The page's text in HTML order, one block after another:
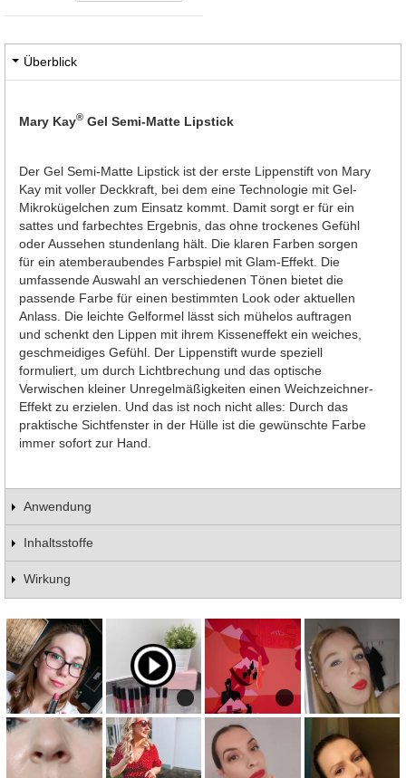
Überblick
Mary Kay® Gel Semi-Matte Lipstick
Der Gel Semi-Matte Lipstick ist der erste Lippenstift von Mary
Kay mit voller Deckkraft, bei dem eine Technologie mit Gel-
Mikrokügelchen zum Einsatz kommt. Damit sorgt er für ein
sattes und farbechtes Ergebnis, das ohne trockenes Gefühl
oder Aussehen stundenlang hält. Die klaren Farben sorgen
für ein atemberaubendes Farbspiel mit Glam-Effekt. Die
umfassende Auswahl an verschiedenen Tönen bietet die
passende Farbe für einen bestimmten Look oder aktuellen
Anlass. Die leichte Gelformel lässt sich mühelos auftragen
und schenkt den Lippen mit ihrem Kisseneffekt ein weiches,
geschmeidiges Gefühl. Der Lippenstift wurde speziell
formuliert, um durch Lichtbrechung und das optische
Verwischen kleiner Unregelmäßigkeiten einen Weichzeichner-
Effekt zu erzielen. Und das ist noch nicht alles: Durch das
praktische Sichtfenster in der Hülle ist die gewünschte Farbe
immer sofort zur Hand.
Anwendung
Inhaltsstoffe
Wirkung